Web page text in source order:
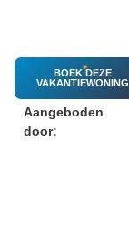
BOEK DEZE
VAKANTIEWONING
Aangeboden
door: